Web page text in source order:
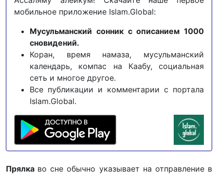
мобильное приложение Islam.Global:
Мусульманский сонник с описанием 1000
сновидений.
Коран, время намаза, мусульманский
календарь, компас на Каабу, социальная
сеть и многое другое.
Все публикации и комментарии с портала
Islam.Global.
Прялка во сне обычно указывает на отправление в